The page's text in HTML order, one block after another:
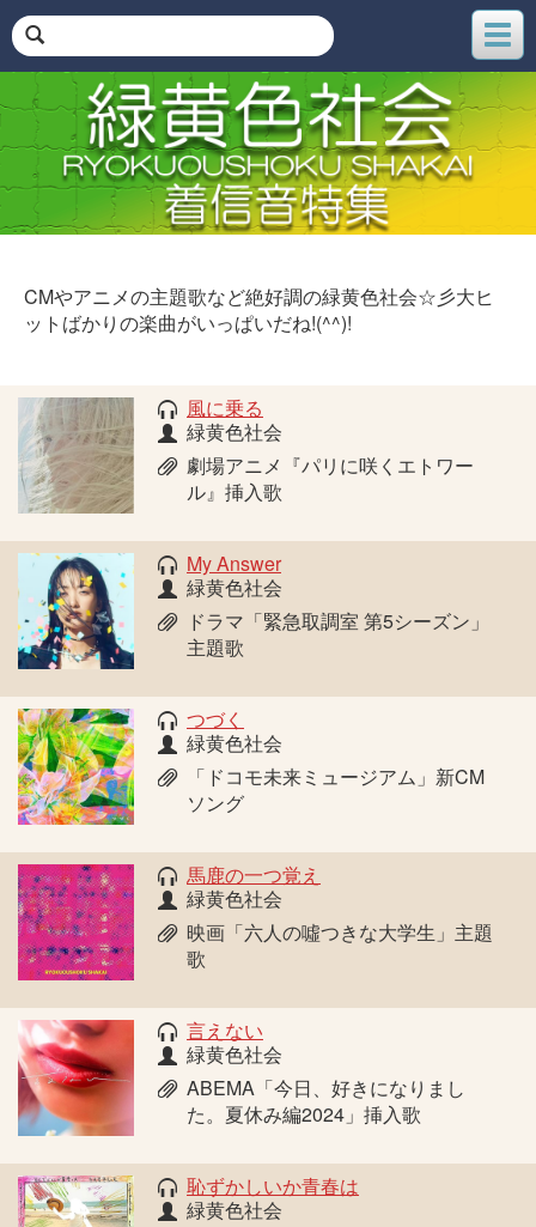
メ
ニ
ュ
ー
CMやアニメの主題歌など絶好調の緑黄色社会☆彡大ヒ
ットばかりの楽曲がいっぱいだね!(^^)!
風に乗る
緑黄色社会
劇場アニメ『パリに咲くエトワー
ル』挿入歌
My Answer
緑黄色社会
ドラマ「緊急取調室 第5シーズン」
主題歌
つづく
緑黄色社会
「ドコモ未来ミュージアム」新CM
ソング
馬鹿の一つ覚え
緑黄色社会
映画「六人の噓つきな大学生」主題
歌
言えない
緑黄色社会
ABEMA「今日、好きになりまし
た。夏休み編2024」挿入歌
恥ずかしいか青春は
緑黄色社会